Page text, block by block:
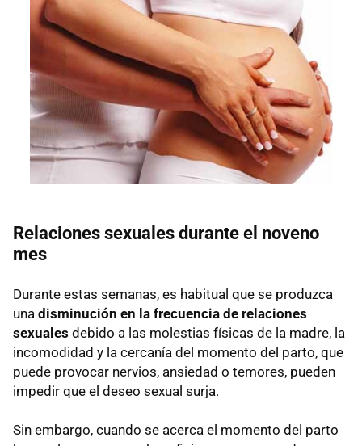
Relaciones sexuales durante el noveno
mes
Durante estas semanas, es habitual que se produzca
una disminución en la frecuencia de relaciones
sexuales debido a las molestias físicas de la madre, la
incomodidad y la cercanía del momento del parto, que
puede provocar nervios, ansiedad o temores, pueden
impedir que el deseo sexual surja.
Sin embargo, cuando se acerca el momento del parto